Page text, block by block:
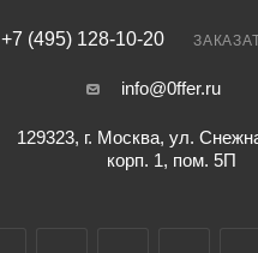
+7 (495) 128-10-20
info@0ffer.ru
129323, г. Москва, ул.
корп. 1, пом. 5П